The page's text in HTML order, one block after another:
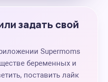
задать свой
Supermoms
беременных и
поставить лайк